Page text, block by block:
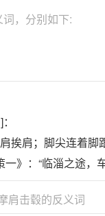
词，分别如下:
挨肩；脚尖连着脚
》：“临淄之途，
肩击毂的反义词